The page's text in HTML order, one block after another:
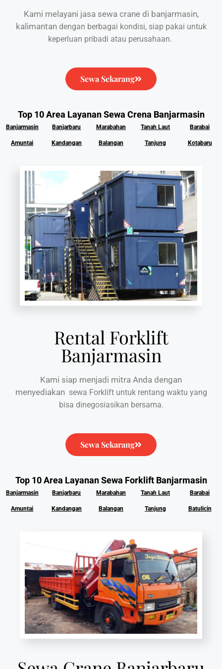
Kami melayani jasa sewa crane di banjarmasin,
kalimantandengan berbagai kondisi, siap pakai untuk
keperluan pribadi atau perusahaan.
Sewa Sekarang
Top 10 Area Layanan Sewa Crena Banjarmasin
Banjarmasin
Amuntai
Banjarbaru
Kandangan
Marabahan
Balangan
Tanah Laut
Tanjung
Barabai
Kotabaru
Rental Forklift
Banjarmasin
Kami siap menjadi mitra Anda dengan
menyediakan sewa Forklift untuk rentang waktu yang
bisa dinegosiasikan bersama.
Sewa Sekarang
Top 10 Area Layanan Sewa Forklift Banjarmasin
Banjarmasin
Amuntai
Banjarbaru
Kandangan
Marabahan
Balangan
Tanah Laut
Tanjung
Barabai
Batulicin